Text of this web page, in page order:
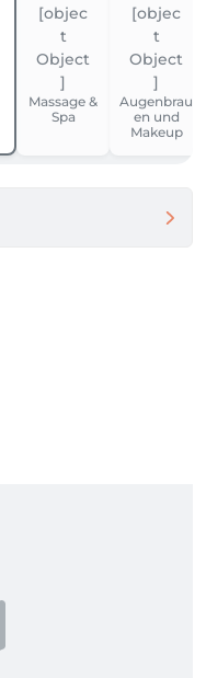
Massage &
Spa
Augenbrau
en und
Makeup